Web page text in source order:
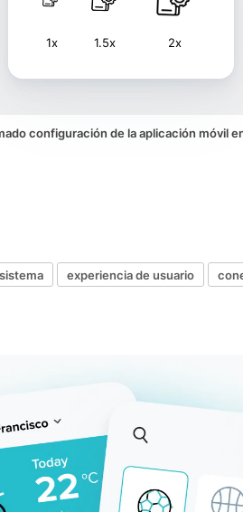
1x 1.5x 2x
configuración de la aplicación móvil
sistema experiencia de usuario